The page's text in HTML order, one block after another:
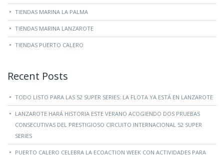
TIENDAS MARINA LA PALMA
TIENDAS MARINA LANZAROTE
TIENDAS PUERTO CALERO
Recent Posts
TODO LISTO PARA LAS 52 SUPER SERIES: LA FLOTA YA ESTÁ EN LANZAROTE
LANZAROTE HARÁ HISTORIA ESTE VERANO ACOGIENDO DOS PRUEBAS
CONSECUTIVAS DEL PRESTIGIOSO CIRCUITO INTERNACIONAL 52 SUPER
SERIES
PUERTO CALERO CELEBRA LA ECOACTION WEEK CON ACTIVIDADES PARA